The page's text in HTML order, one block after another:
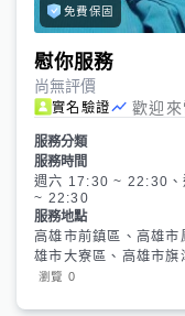
免費保固
慰你服務
尚無評價
實名驗證 歡迎來
服務分類
服務時間
週六 17:30 ~ 22:30
~ 22:30
服務地點
高雄市前鎮區、高雄
雄市大寮區、高雄市旗
瀏覽 0